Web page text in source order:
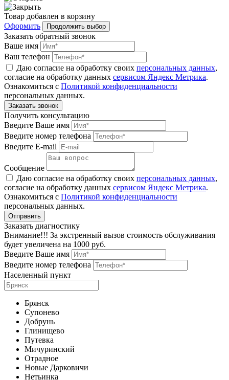
Товар добавлен в корзину
Оформить
Продолжить выбор
Заказать обратный звонок
Ваше имя
Ваш телефон
Даю согласие на обработку своих персональных данных,
согласие на обработку данных сервисом Яндекс Метрика.
Ознакомиться с Политикой конфиденциальности
персональных данных.
Получить консультацию
Введите Ваше имя
Введите номер телефона
Введите E-mail
Сообщение
Даю согласие на обработку своих персональных данных,
согласие на обработку данных сервисом Яндекс Метрика.
Ознакомиться с Политикой конфиденциальности
персональных данных.
Заказать диагностику
Внимание!!! За экстренный вызов стоимость обслуживания
будет увеличена на 1000 руб.
Введите Ваше имя
Введите номер телефона
Населенный пункт
Брянск
Супонево
Добрунь
Глинищево
Путевка
Мичуринский
Отрадное
Новые Дарковичи
Нетьинка